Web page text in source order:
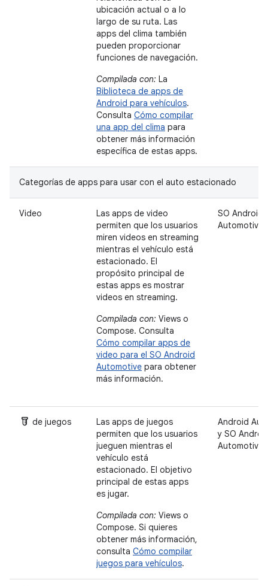
ubicación actual o a lo
largo de su ruta. Las
apps del clima también
pueden proporcionar
funciones de navegación.
Compilada con: La
Biblioteca de apps de
Android para vehículos.
Consulta Cómo compilar
una app del clima para
obtener más información
específica de estas apps.
Categorías de apps para usar con el auto estacionado
Video
Las apps de video
permiten que los usuarios
miren videos en streaming
mientras el vehículo está
estacionado. El
propósito principal de
estas apps es mostrar
videos en streaming.
Compilada con: Views o
Compose. Consulta
Cómo compilar apps de
video para el SO Android
Automotive para obtener
más información.
SO Android
Automotive
Labs de juegos
Las apps de juegos
permiten que los usuarios
jueguen mientras el
vehículo está
estacionado. El objetivo
principal de estas apps
es jugar.
Compilada con: Views o
Compose. Si quieres
obtener más información,
consulta Cómo compilar
juegos para vehículos.
Android
y SO
Automotive